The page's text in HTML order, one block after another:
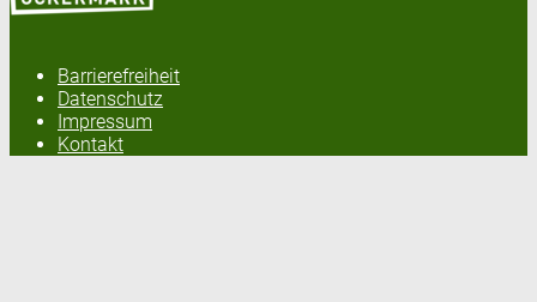
Barrierefreiheit
Datenschutz
Impressum
Kontakt